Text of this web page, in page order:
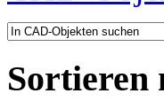
Sortieren